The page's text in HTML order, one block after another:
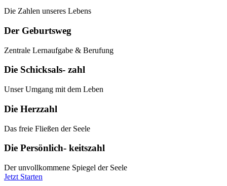
Die Zahlen unseres Lebens
Der Geburtsweg
Zentrale Lernaufgabe & Berufung
Die Schicksals- zahl
Unser Umgang mit dem Leben
Die Herzzahl
Das freie Fließen der Seele
Die Persönlich- keitszahl
Der unvollkommene Spiegel der Seele
Jetzt Starten